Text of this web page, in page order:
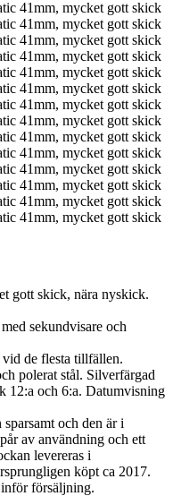
gott skick, nära nyskick.
sekundvisare och
de flesta tillfällen.
polerat stål. Silverfärgad
12:a och 6:a. Datumvisning
och den är i
av användning och ett
levereras i
köpt ca 2017.
försäljning.